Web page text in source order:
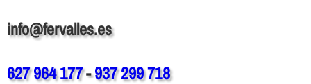
info@fervalles.es
627 964 177-937 299 718